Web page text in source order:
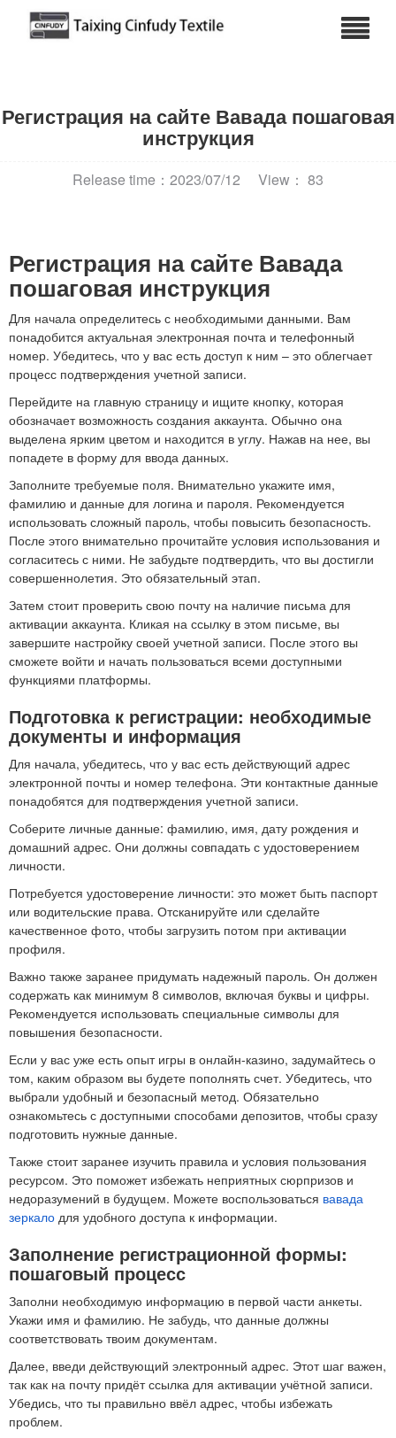
Регистрация на сайте Вавада пошаговая
инструкция
Release time：2023/07/12 View： 83
Регистрация на сайте Вавада
пошаговая инструкция
Для начала определитесь с необходимыми данными. Вам
понадобится актуальная электронная почта и телефонный
номер. Убедитесь, что у вас есть доступ к ним – это облегчает
процесс подтверждения учетной записи.
Перейдите на главную страницу и ищите кнопку, которая
обозначает возможность создания аккаунта. Обычно она
выделена ярким цветом и находится в углу. Нажав на нее, вы
попадете в форму для ввода данных.
Заполните требуемые поля. Внимательно укажите имя,
фамилию и данные для логина и пароля. Рекомендуется
использовать сложный пароль, чтобы повысить безопасность.
После этого внимательно прочитайте условия использования и
согласитесь с ними. Не забудьте подтвердить, что вы достигли
совершеннолетия. Это обязательный этап.
Затем стоит проверить свою почту на наличие письма для
активации аккаунта. Кликая на ссылку в этом письме, вы
завершите настройку своей учетной записи. После этого вы
сможете войти и начать пользоваться всеми доступными
функциями платформы.
Подготовка к регистрации: необходимые
документы и информация
Для начала, убедитесь, что у вас есть действующий адрес
электронной почты и номер телефона. Эти контактные данные
понадобятся для подтверждения учетной записи.
Соберите личные данные: фамилию, имя, дату рождения и
домашний адрес. Они должны совпадать с удостоверением
личности.
Потребуется удостоверение личности: это может быть паспорт
или водительские права. Отсканируйте или сделайте
качественное фото, чтобы загрузить потом при активации
профиля.
Важно также заранее придумать надежный пароль. Он должен
содержать как минимум 8 символов, включая буквы и цифры.
Рекомендуется использовать специальные символы для
повышения безопасности.
Если у вас уже есть опыт игры в онлайн-казино, задумайтесь о
том, каким образом вы будете пополнять счет. Убедитесь, что
выбрали удобный и безопасный метод. Обязательно
ознакомьтесь с доступными способами депозитов, чтобы сразу
подготовить нужные данные.
Также стоит заранее изучить правила и условия пользования
ресурсом. Это поможет избежать неприятных сюрпризов и
недоразумений в будущем. Можете воспользоваться вавада
зеркало для удобного доступа к информации.
Заполнение регистрационной формы:
пошаговый процесс
Заполни необходимую информацию в первой части анкеты.
Укажи имя и фамилию. Не забудь, что данные должны
соответствовать твоим документам.
Далее, введи действующий электронный адрес. Этот шаг важен,
так как на почту придёт ссылка для активации учётной записи.
Убедись, что ты правильно ввёл адрес, чтобы избежать
проблем.